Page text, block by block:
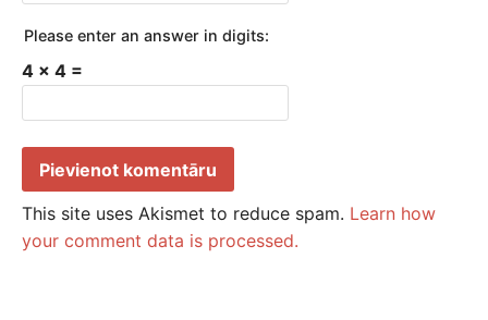
Please enter an answer in digits:
4 × 4 =
This site uses Akismet to reduce spam. Learn how
your comment data is processed.